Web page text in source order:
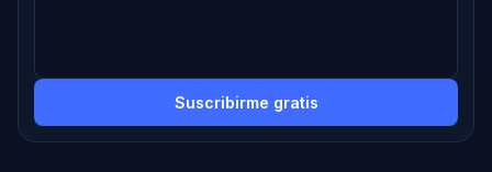
Suscribirme gratis